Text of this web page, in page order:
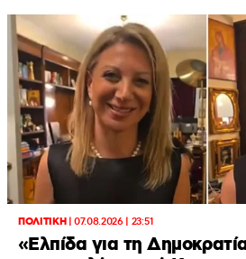
ΠΟΛΙΤΙΚΗ|07.08.2026 | 23:51
«Ελπίδα για τη